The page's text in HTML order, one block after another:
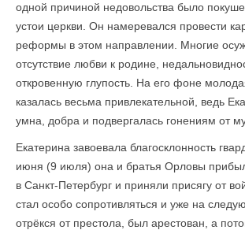
одной причиной недовольства было
устои церкви. Он намеревался провести
реформы в этом направлении. Многие
отсутствие любви к родине,
откровенную глупость. На его фоне
казалась весьма привлекательной, ведь
умна, добра и подвергалась гонениям от
Екатерина завоевала благосклонность
июня (9 июля) она и братья Орловы
в Санкт-Петербург и приняли присягу от
стал особо сопротивляться и уже на
отрёкся от престола, был арестован, а